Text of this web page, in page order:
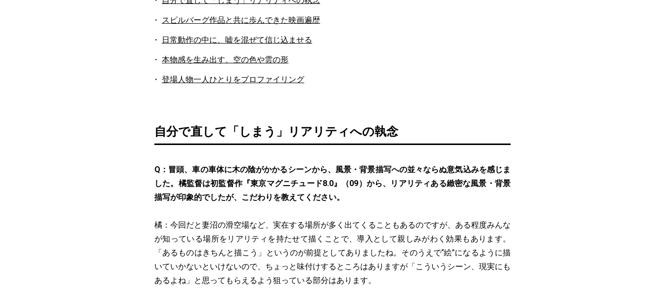
スピルバーグ作品と共に歩んできた映画遍歴
日常動作の中に、嘘を混ぜて信じ込ませる
本物感を生み出す、空の色や雲の形
登場人物一人ひとりをプロファイリング
自分で直して「しまう」リアリティへの執念
Q：冒頭、車の車体に木の陰がかかるシーンから、風景・背景描写への並々ならぬ意気込みを感じま
した。橘監督は初監督作『東京マグニチュード8.0』（09）から、リアリティある緻密な風景・背景
描写が印象的でしたが、こだわりを教えてください。
橘：今回だと妻沼の滑空場など、実在する場所が多く出てくることもあるのですが、ある程度みんな
が知っている場所をリアリティを持たせて描くことで、導入として親しみがわく効果もあります。
「あるものはきちんと描こう」というのが前提としてありましたね。そのうえで“絵”になるように描
いていかないといけないので、ちょっと味付けするところはありますが「こういうシーン、現実にも
あるよね」と思ってもらえるよう狙っている部分はあります。